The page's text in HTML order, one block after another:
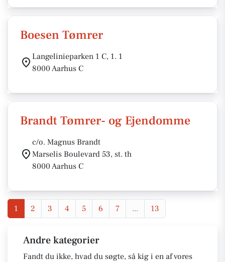
Boesen Tømrer
Langelinieparken 1 C, 1. 1
8000 Aarhus C
Brandt Tømrer- og Ejendomme
c/o. Magnus Brandt
Marselis Boulevard 53, st. th
8000 Aarhus C
1 2 3 4 5 6 7 ... 13
Andre kategorier
Fandt du ikke, hvad du søgte, så kig i en af vores